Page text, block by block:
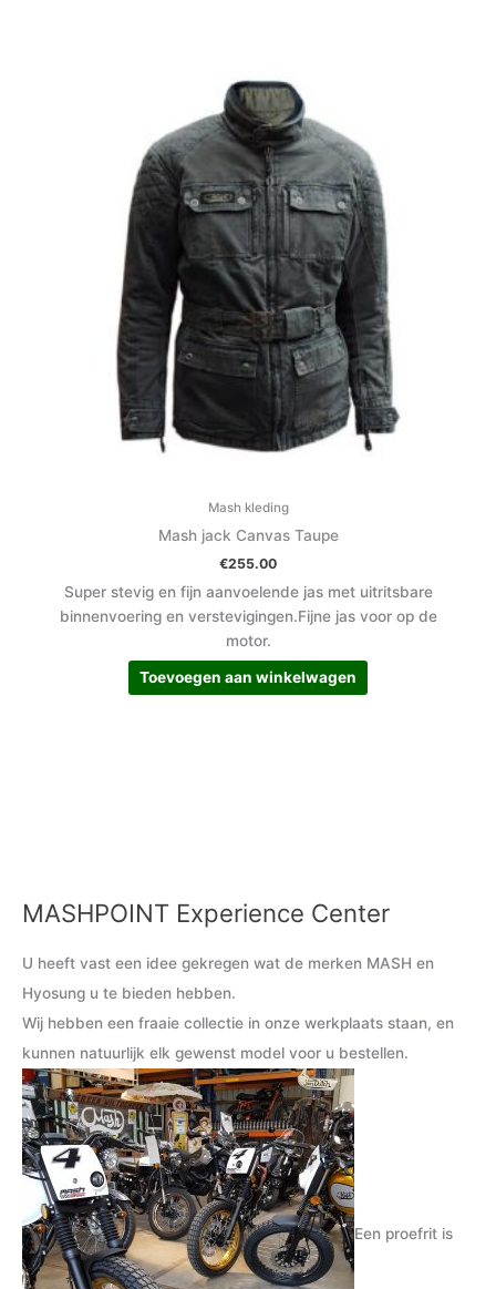
Mash kleding
Mash jack Canvas Taupe
€255.00
Super stevig en fijn aanvoelende jas met uitritsbare
binnenvoering en verstevigingen.Fijne jas voor op de
motor.
Toevoegen aan winkelwagen
MASHPOINT Experience Center
U heeft vast een idee gekregen wat de merken MASH en
Hyosung u te bieden hebben.
Wij hebben een fraaie collectie in onze werkplaats staan, en
kunnen natuurlijk elk gewenst model voor u bestellen.
Een proefrit is